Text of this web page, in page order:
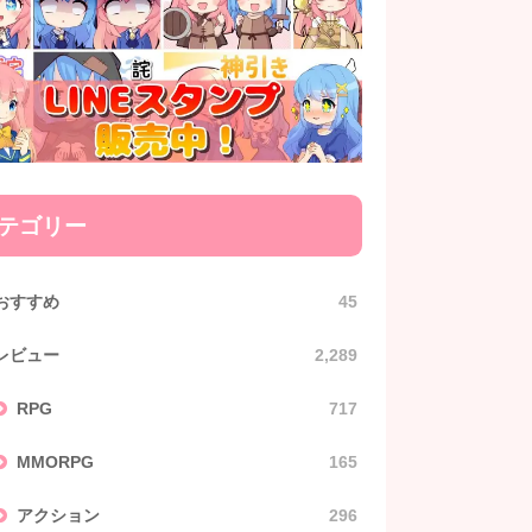
ゴリー
すすめ 45
ビュー 2,289
RPG 717
MMORPG 165
アクション 296